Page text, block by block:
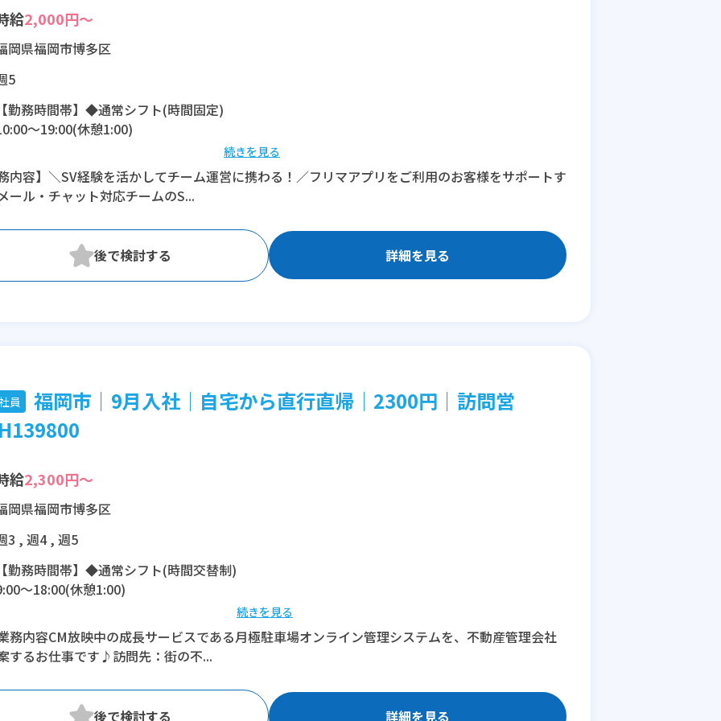
給2,000円～
岡県福岡市博多区
5
勤務時間帯】◆通常シフト(時間固定)
〜19:00(休憩1:00)
業：10〜20時間程度/月
続きを見る
内容】＼SV経験を活かしてチーム運営に携わる！／フリマアプリをご利用のお客様をサポートす
ル・チャット対応チームのS...
詳細を見る
員
福岡市｜9月入社│自宅から直行直帰│2300円｜訪問営
給2,300円～
岡県福岡市博多区
3 , 週4 , 週5
勤務時間帯】◆通常シフト(時間交替制)
〜18:00(休憩1:00)
業：5〜10時間程度/月
続きを見る
務内容CM放映中の成長サービスである月極駐車場オンライン管理システムを、不動産管理会社
するお仕事です♪訪問先：街の不...
詳細を見る